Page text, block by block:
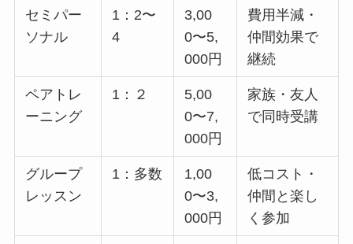
セミパー
ソナル
1：2〜
4
3,00
0〜5,
000円
費用半減・
仲間効果で
継続
ペアトレ
ーニング
1：２
5,00
0〜7,
000円
家族・友人
で同時受講
グループ
レッスン
1：多数
1,00
0〜3,
000円
低コスト・
仲間と楽し
く参加